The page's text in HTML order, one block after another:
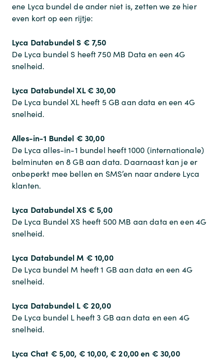
ene Lyca bundel de ander niet is, zetten we ze hier
even kort op een rijtje:
Lyca Databundel S € 7,50
De Lyca bundel S heeft 750 MB Data en een 4G
snelheid.
Lyca Databundel XL€ 30,00
De Lyca bundel XL heeft 5 GB aan data en een 4G
snelheid.
Alles-in-1 Bundel € 30,00
De Lyca alles-in-1 bundel heeft 1000 (internationale)
belminuten en 8 GB aan data. Daarnaast kan je er
onbeperkt mee bellen en SMS’en naar andere Lyca
klanten.
Lyca Databundel XS€ 5,00
De Lyca Bundel XS heeft 500 MB aan data en een 4G
snelheid.
Lyca Databundel M € 10,00
De Lyca bundel M heeft 1 GB aan data en een 4G
snelheid.
Lyca Databundel L€ 20,00
De Lyca bundel L heeft 3 GB aan data en een 4G
snelheid.
Lyca Chat € 5,00, € 10,00, € 20,00 en € 30,00